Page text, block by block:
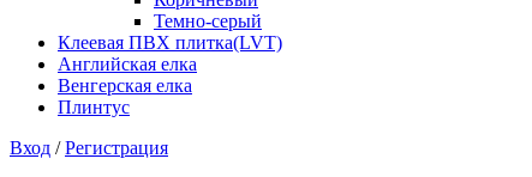
Темно-серый
Клеевая ПВХ плитка(LVT)
Английская елка
Венгерская елка
Плинтус
Вход /Регистрация